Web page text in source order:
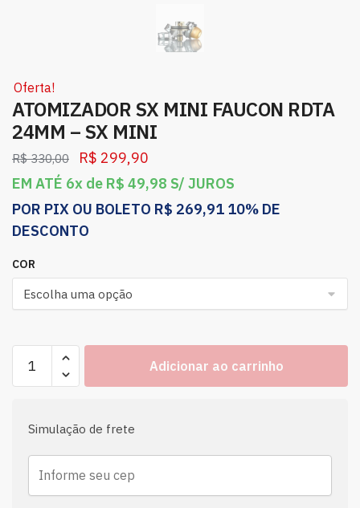
Oferta!
ATOMIZADOR SX MINI FAUCON RDTA
24MM – SX MINI
R$330,00 R$ 299,90
EM ATÉ 6x de R$ 49,98 S/ JUROS
POR PIX OU BOLETO R$ 269,91 10% DE
DESCONTO
COR
Adicionar ao carrinho
Simulação de frete